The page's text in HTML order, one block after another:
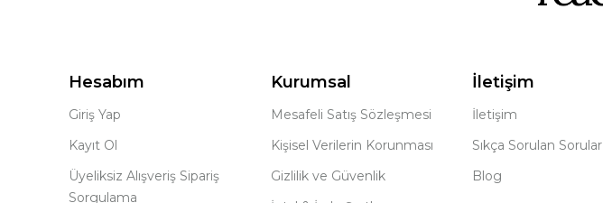
Hesabım
Giriş Yap
Kayıt Ol
Üyeliksiz Alışveriş Sipariş
Sorgulama
Kurumsal
Mesafeli Satış Sözleşmesi
Kişisel Verilerin Korunması
Gizlilik ve Güvenlik
İletişim
İletişim
Sıkça Sorulan Sorular
Blog